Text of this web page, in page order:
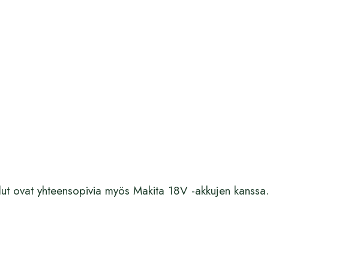
ovat yhteensopivia myös Makita 18V -akkujen kanssa.